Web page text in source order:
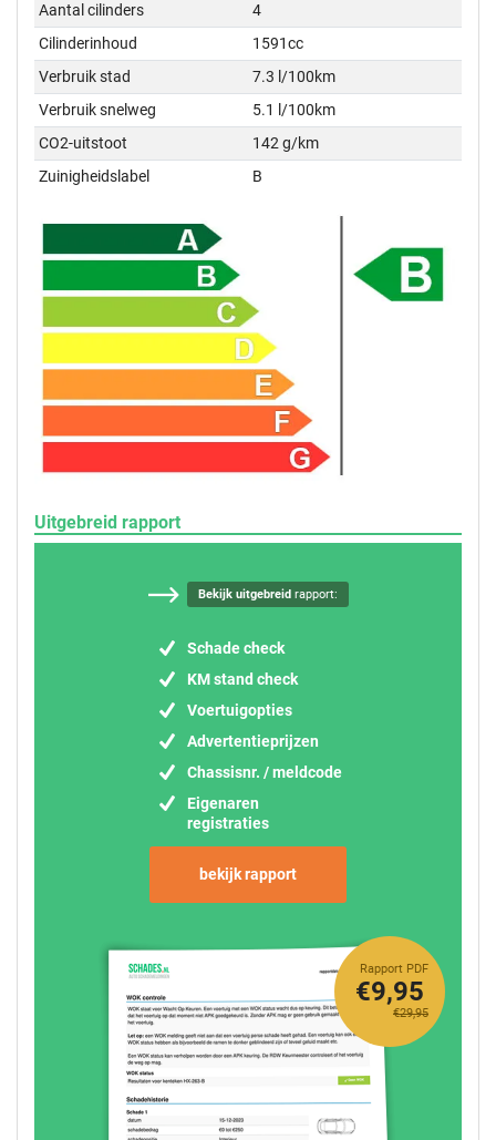
Aantal cilinders
4
Cilinderinhoud
1591cc
Verbruik stad
7.3 l/100km
Verbruik snelweg
5.1 l/100km
CO2-uitstoot
142 g/km
Zuinigheidslabel
B
Uitgebreid rapport
Bekijk uitgebreidrapport:
Schade check
KM stand check
Voertuigopties
Advertentieprijzen
Chassisnr. / meldcode
Eigenaren
registraties
bekijk rapport
Rapport PDF
€29,95
€9,95